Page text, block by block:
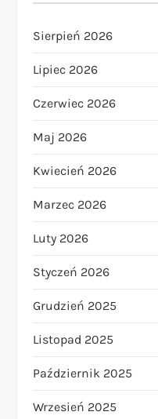
Sierpień 2026
Lipiec 2026
Czerwiec 2026
Maj 2026
Kwiecień 2026
Marzec 2026
Luty 2026
Styczeń 2026
Grudzień 2025
Listopad 2025
Październik 2025
Wrzesień 2025